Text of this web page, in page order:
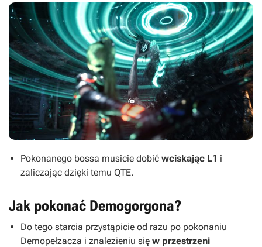
Pokonanego bossa musicie dobić wciskając L1 i
zaliczając dzięki temu QTE.
Jak pokonać Demogorgona?
Do tego starcia przystąpicie od razu po pokonaniu
Demopełzacza i znalezieniu się w przestrzeni